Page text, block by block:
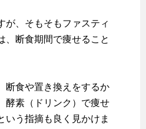
が、そもそもファスティ
、断食期間で痩せること
断食や置き換えをするか
酵素（ドリンク）で痩せ
いう指摘も良く見かけま